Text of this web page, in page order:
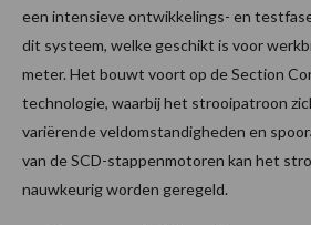
een intensieve ontwikkelings- en
dit systeem, welke geschikt is voor
meter. Het bouwt voort op de Section
technologie, waarbij het strooipatroon
variërende veldomstandigheden en
van de SCD-stappenmotoren kan het
nauwkeurig worden geregeld.